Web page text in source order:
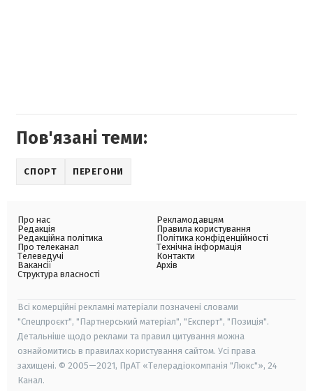
Пов'язані теми:
СПОРТ ПЕРЕГОНИ
Про нас
Редакція
Редакційна політика
Про телеканал
Телеведучі
Вакансії
Структура власності
Рекламодавцям
Правила користування
Політика конфіденційності
Технічна інформація
Контакти
Архів
Всі комерційні рекламні матеріали позначені словами
"Спецпроєкт", "Партнерський матеріал", "Експерт", "Позиція".
Детальніше щодо реклами та правил цитування можна
ознайомитись в правилах користування сайтом. Усі права
захищені. © 2005—2021, ПрАТ «Телерадіокомпанія "Люкс"», 24
Канал.